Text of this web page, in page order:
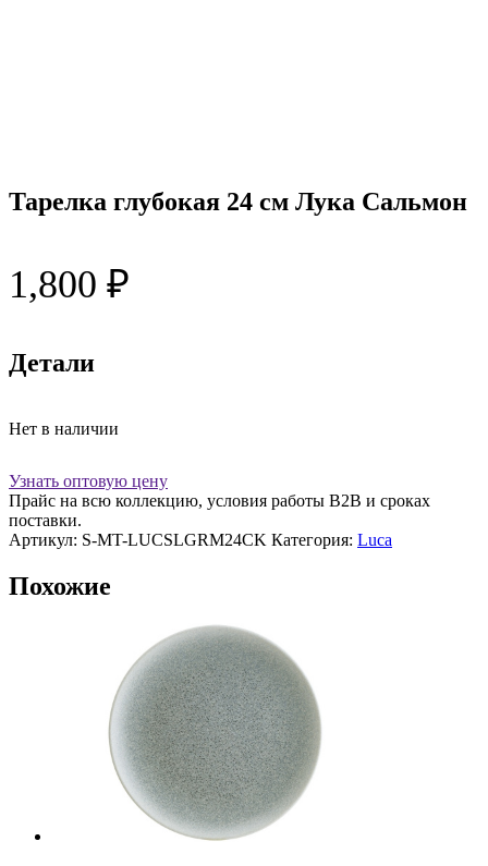
Тарелка глубокая 24 см Лука Сальмон
1,800 ₽
Детали
Нет в наличии
Узнать оптовую цену
Прайс на всю коллекцию, условия работы В2В и сроках
поставки.
Артикул: S-MT-LUCSLGRM24CK Категория: Luca
Похожие